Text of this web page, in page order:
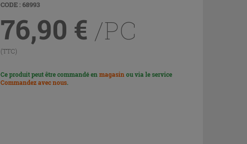
CODE : 68993
76,90 € /PC
(TTC)
Ce produit peut être commandé en magasin ou via le service
Commandez avec nous.